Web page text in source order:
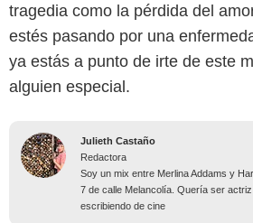
tragedia como la pérdida del
estés pasando por una
ya estás a punto de irte de este
alguien especial.
Julieth Castaño
Redactora
Soy un mix entre Merlina Addams y
7 de calle Melancolía. Quería ser
escribiendo de cine